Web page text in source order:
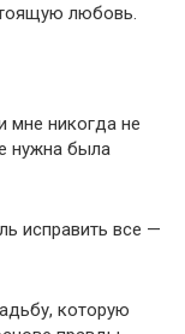
любовь.
мне никогда не
нужна была
исправить все —
которую